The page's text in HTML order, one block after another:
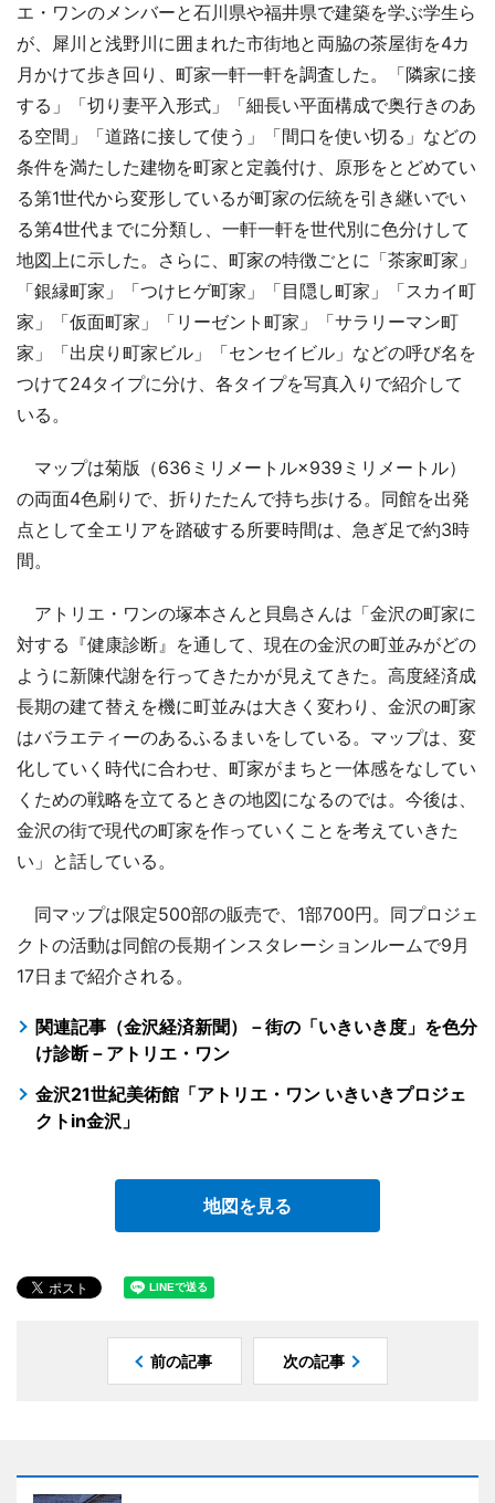
エ・ワンのメンバーと石川県や福井県で建築を学ぶ学生ら
が、犀川と浅野川に囲まれた市街地と両脇の茶屋街を4カ
月かけて歩き回り、町家一軒一軒を調査した。「隣家に接
する」「切り妻平入形式」「細長い平面構成で奥行きのあ
る空間」「道路に接して使う」「間口を使い切る」などの
条件を満たした建物を町家と定義付け、原形をとどめてい
る第1世代から変形しているが町家の伝統を引き継いでい
る第4世代までに分類し、一軒一軒を世代別に色分けして
地図上に示した。さらに、町家の特徴ごとに「茶家町家」
「銀縁町家」「つけヒゲ町家」「目隠し町家」「スカイ町
家」「仮面町家」「リーゼント町家」「サラリーマン町
家」「出戻り町家ビル」「センセイビル」などの呼び名を
つけて24タイプに分け、各タイプを写真入りで紹介して
いる。
マップは菊版（636ミリメートル×939ミリメートル）
の両面4色刷りで、折りたたんで持ち歩ける。同館を出発
点として全エリアを踏破する所要時間は、急ぎ足で約3時
間。
アトリエ・ワンの塚本さんと貝島さんは「金沢の町家に
対する『健康診断』を通して、現在の金沢の町並みがどの
ように新陳代謝を行ってきたかが見えてきた。高度経済成
長期の建て替えを機に町並みは大きく変わり、金沢の町家
はバラエティーのあるふるまいをしている。マップは、変
化していく時代に合わせ、町家がまちと一体感をなしてい
くための戦略を立てるときの地図になるのでは。今後は、
金沢の街で現代の町家を作っていくことを考えていきた
い」と話している。
同マップは限定500部の販売で、1部700円。同プロジェ
クトの活動は同館の長期インスタレーションルームで9月
17日まで紹介される。
関連記事（金沢経済新聞）－街の「いきいき度」を色分
け診断－アトリエ・ワン
金沢21世紀美術館「アトリエ・ワン いきいきプロジェ
クトin金沢」
地図を見る
前の記事 次の記事